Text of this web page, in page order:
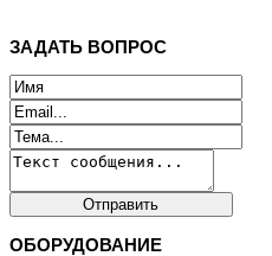
ЗАДАТЬ ВОПРОС
ОБОРУДОВАНИЕ